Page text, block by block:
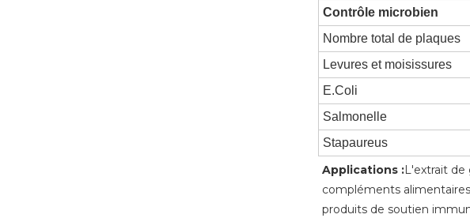
Contrôle microbien
Nombre total de plaques
Levures et moisissures
E.Coli
Salmonelle
Stapaureus
Applications :L'extrait
compléments
produits de soutien